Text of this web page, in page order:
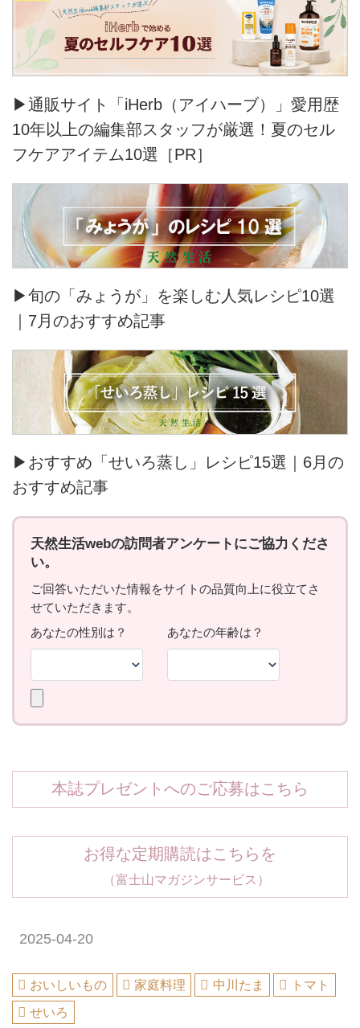
▶通販サイト「iHerb（アイハーブ）」愛用歴
10年以上の編集部スタッフが厳選！夏のセル
フケアアイテム10選［PR］
▶旬の「みょうが」を楽しむ人気レシピ10選
｜7月のおすすめ記事
▶おすすめ「せいろ蒸し」レシピ15選｜6月の
おすすめ記事
本誌プレゼントへのご応募はこちら
お得な定期購読はこちらを
（富士山マガジンサービス）
2025-04-20
おいしいもの 家庭料理 中川たま
トマト
せいろ